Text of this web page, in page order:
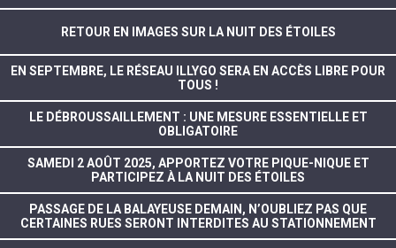
RETOUR EN IMAGES SUR LA NUIT DES ÉTOILES
EN SEPTEMBRE, LE RÉSEAU ILLYGO SERA EN ACCÈS LIBRE POUR
TOUS !
LE DÉBROUSSAILLEMENT : UNE MESURE ESSENTIELLE ET
OBLIGATOIRE
SAMEDI 2 AOÛT 2025, APPORTEZ VOTRE PIQUE-NIQUE ET
PARTICIPEZ À LA NUIT DES ÉTOILES
PASSAGE DE LA BALAYEUSE DEMAIN, N’OUBLIEZ PAS QUE
CERTAINES RUES SERONT INTERDITES AU STATIONNEMENT